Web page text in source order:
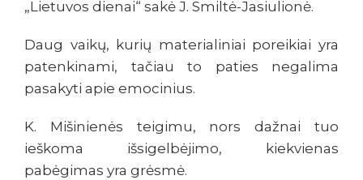
„Lietuvos dienai“ sakė J. Smiltė-Jasiulionė.
Daug vaikų, kurių materialiniai poreikiai yra
patenkinami, tačiau to paties negalima
pasakyti apie emocinius.
K. Mišinienės teigimu, nors dažnai tuo
ieškoma išsigelbėjimo, kiekvienas
pabėgimas yra grėsmė.